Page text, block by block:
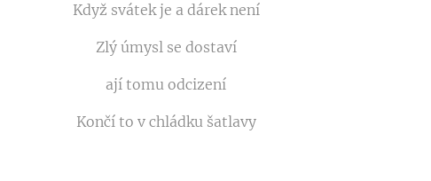
Když svátek je a dárek není
Zlý úmysl se dostaví
ají tomu odcizení
Končí to v chládku šatlavy